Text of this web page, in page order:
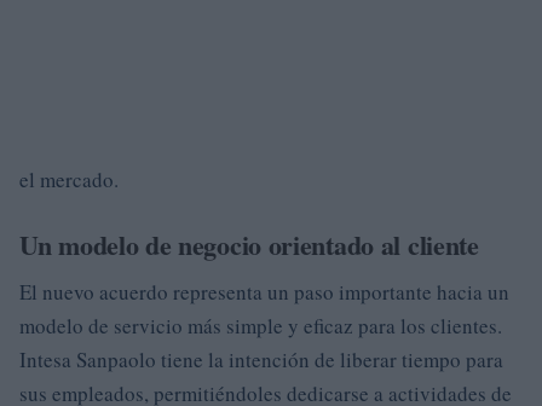
el mercado.
Un modelo de negocio orientado al cliente
El nuevo acuerdo representa un paso importante hacia un
modelo de servicio más simple y eficaz para los clientes.
Intesa Sanpaolo tiene la intención de liberar tiempo para
sus empleados, permitiéndoles dedicarse a actividades de